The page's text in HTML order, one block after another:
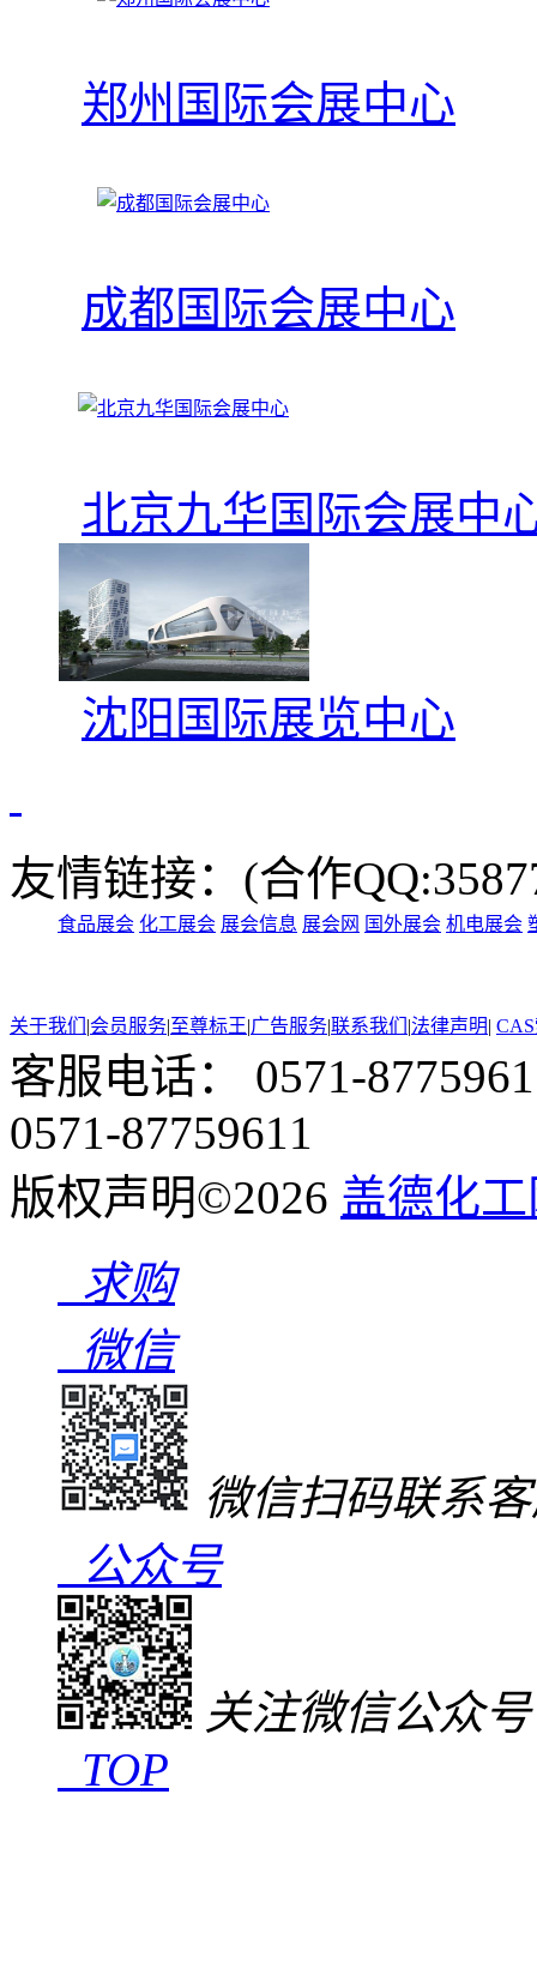
郑州国际会展中心
成都国际会展中心
北京九华国际会展中
沈阳国际展览中心
友情链接：(合作
食品展会 化工展会 展会信息 展会网 国外展会 机电展会
关于我们 |会员服务|至尊标王|广告服务|联系我们 |法律声明|
客服电话： 0571-
0571-87759611
版权声明©2026 盖德化
求购
微信
微信扫码联系
公众号
关注微信公众号
TOP